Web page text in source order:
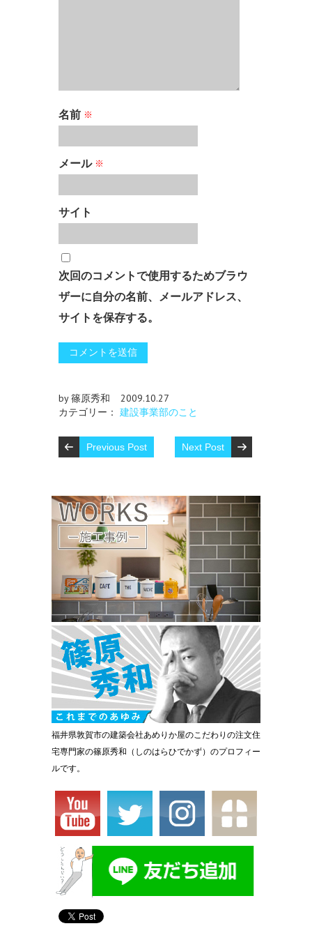
名前 ※
メール ※
サイト
次回のコメントで使用するためブラウ
ザーに自分の名前、メールアドレス、
サイトを保存する。
by 篠原秀和
2009.10.27
カテゴリー： 建設事業部のこと
Previous Post Next Post
福井県敦賀市の建築会社あめりか屋のこだわりの注文住
宅専門家の篠原秀和（しのはらひでかず）のプロフィー
ルです。